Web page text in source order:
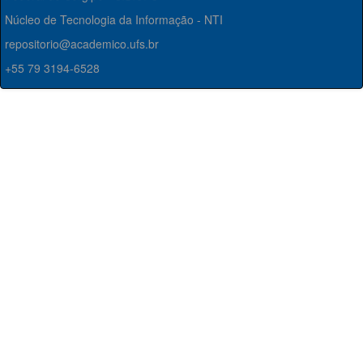
Núcleo de Tecnologia da Informação - NTI
repositorio@academico.ufs.br
+55 79 3194-6528